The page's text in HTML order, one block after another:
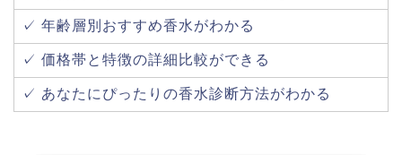
✓ 年齢層別おすすめ香水がわかる
✓ 価格帯と特徴の詳細比較ができる
✓ あなたにぴったりの香水診断方法がわかる